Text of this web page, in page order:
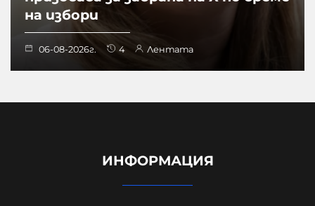
на избори
06-08-2026г. 4 Лентата
ИНФОРМАЦИЯ